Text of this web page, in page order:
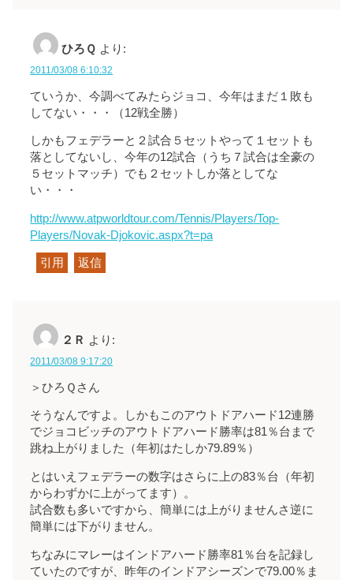
ひろＱ より:
2011/03/08 6:10:32
ていうか、今調べてみたらジョコ、今年はまだ１敗も
してない・・・（12戦全勝）
しかもフェデラーと２試合５セットやって１セットも
落としてないし、今年の12試合（うち７試合は全豪の
５セットマッチ）でも２セットしか落としてな
い・・・
http://www.atpworldtour.com/Tennis/Players/Top-
Players/Novak-Djokovic.aspx?t=pa
引用 返信
２Ｒ より:
2011/03/08 9:17:20
＞ひろＱさん
そうなんですよ。しかもこのアウトドアハード12連勝
でジョコビッチのアウトドアハード勝率は81％台まで
跳ね上がりました（年初はたしか79.89％）
とはいえフェデラーの数字はさらに上の83％台（年初
からわずかに上がってます）。
試合数も多いですから、簡単には上がりませんさ逆に
簡単には下がりません。
ちなみにマレーはインドアハード勝率81％台を記録し
ていたのですが、昨年のインドアシーズンで79.00％ま